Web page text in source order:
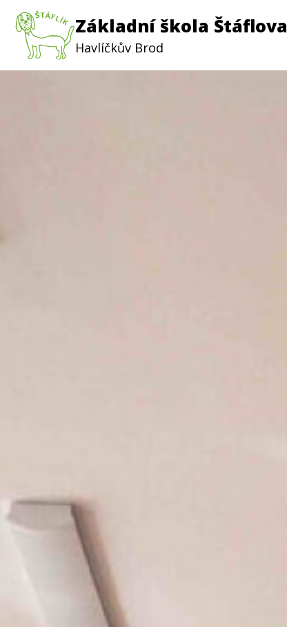
Základní škola Štáflova
Havlíčkův Brod